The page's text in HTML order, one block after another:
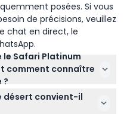
posées. Si vous
de précisions, veuillez
chat en direct, le
le Safari Platinum
comment connaître
?
charge à l'hôtel entre
et l'heure exacte de
désert convient-il